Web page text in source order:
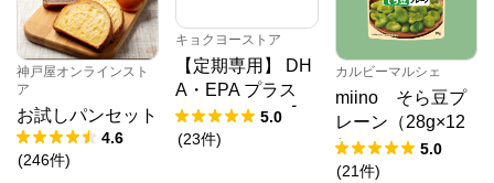
神戸屋オンラインスト
ア
お試しパンセット
4.6
(246件)
キョクヨーストア
【定期専用】 DH
A・EPA プラス
クリルオイル【1
0%OFF】
5.0
(23件)
カルビーマルシェ
miino そら豆プ
レーン（28g×12
個）
5.0
(21件)